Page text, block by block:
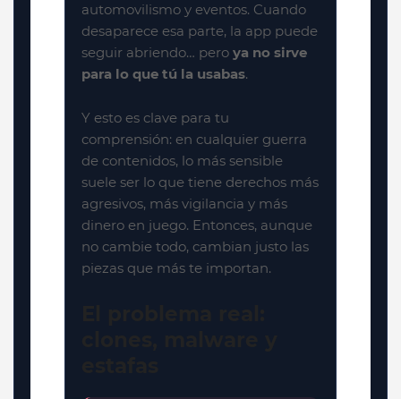
automovilismo y eventos. Cuando
desaparece esa parte, la app puede
seguir abriendo… pero ya no sirve
para lo que tú la usabas.
Y esto es clave para tu
comprensión: en cualquier guerra
de contenidos, lo más sensible
suele ser lo que tiene derechos más
agresivos, más vigilancia y más
dinero en juego. Entonces, aunque
no cambie todo, cambian justo las
piezas que más te importan.